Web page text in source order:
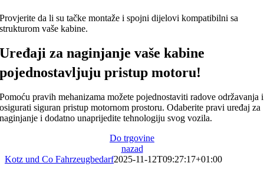
Provjerite da li su tačke montaže i spojni dijelovi kompatibilni sa
strukturom vaše kabine.
Uređaji za naginjanje vaše kabine
pojednostavljuju pristup motoru!
Pomoću pravih mehanizama možete pojednostaviti radove održavanja i
osigurati siguran pristup motornom prostoru. Odaberite pravi uređaj za
naginjanje i dodatno unaprijedite tehnologiju svog vozila.
Do trgovine
nazad
Kotz und Co Fahrzeugbedarf2025-11-12T09:27:17+01:00